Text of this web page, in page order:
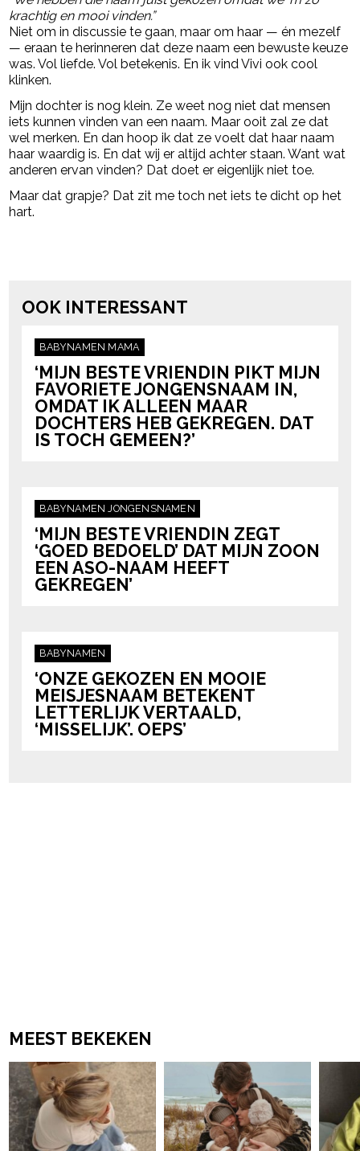
krachtig en mooi vinden.”
Niet om in discussie te gaan, maar om haar — én mezelf
— eraan te herinneren dat deze naam een bewuste keuze
was. Vol liefde. Vol betekenis. En ik vind Vivi ook cool
klinken.
Mijn dochter is nog klein. Ze weet nog niet dat mensen
iets kunnen vinden van een naam. Maar ooit zal ze dat
wel merken. En dan hoop ik dat ze voelt dat haar naam
haar waardig is. En dat wij er altijd achter staan. Want wat
anderen ervan vinden? Dat doet er eigenlijk niet toe.
Maar dat grapje? Dat zit me toch net iets te dicht op het
hart.
OOK INTERESSANT
BABYNAMEN MAMA
‘MIJN BESTE VRIENDIN PIKT MIJN
FAVORIETE JONGENSNAAM IN,
OMDAT IK ALLEEN MAAR
DOCHTERS HEB GEKREGEN. DAT
IS TOCH GEMEEN?’
BABYNAMEN JONGENSNAMEN
‘MIJN BESTE VRIENDIN ZEGT
‘GOED BEDOELD’ DAT MIJN ZOON
EEN ASO-NAAM HEEFT
GEKREGEN’
BABYNAMEN
‘ONZE GEKOZEN EN MOOIE
MEISJESNAAM BETEKENT
LETTERLIJK VERTAALD,
‘MISSELIJK’. OEPS’
MEEST BEKEKEN